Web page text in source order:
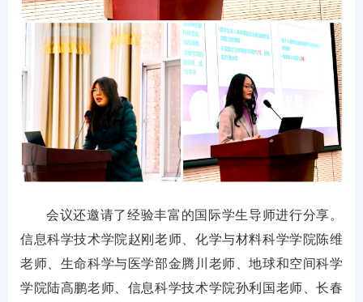
会议还邀请了经验丰富的国际学生导师进行分享。
信息科学技术学院赵刚老师、化学与材料科学学院陈维
老师、生命科学与医学部金腾川老师、地球和空间科学
学院陆高鹏老师、信息科学技术学院孙利国老师、长春